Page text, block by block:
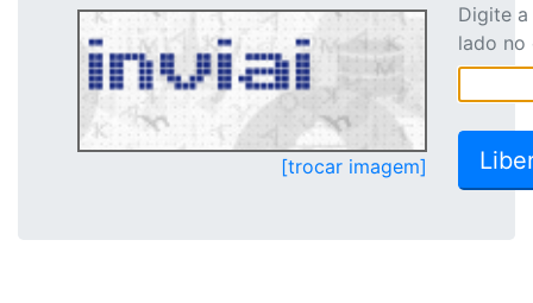
[trocar imagem]
Digite
lado no